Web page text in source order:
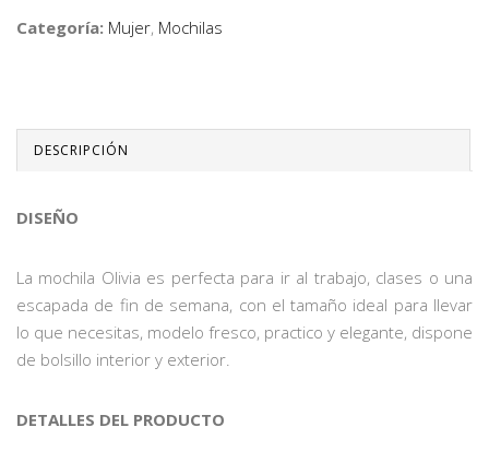
Categoría: Mujer, Mochilas
DESCRIPCIÓN
DISEÑO
La mochila Olivia es perfecta para ir al trabajo, clases o una
escapada de fin de semana, con el tamaño ideal para llevar
lo que necesitas, modelo fresco, practico y elegante, dispone
de bolsillo interior y exterior.
DETALLES DEL PRODUCTO